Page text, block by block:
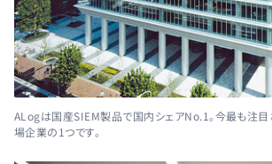
ALogは国産SIEM製品で国内シェアNo.1。今最も注目
場企業の1つです。